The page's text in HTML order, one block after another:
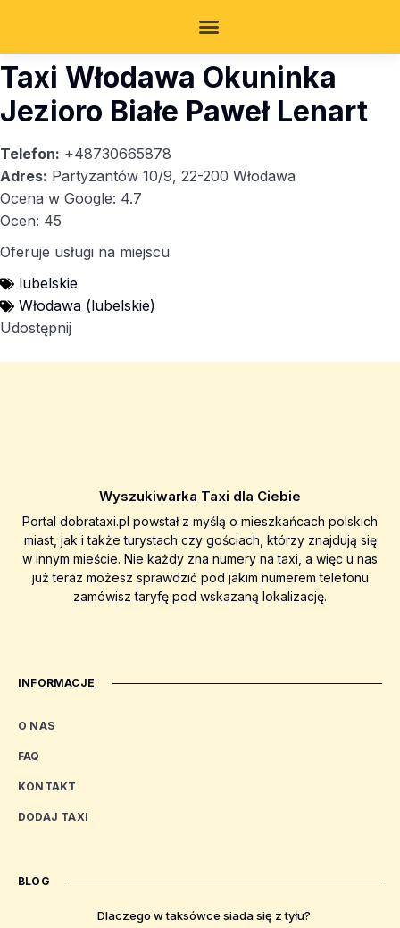
Taxi Włodawa Okuninka
Jezioro Białe Paweł Lenart
Telefon: +48730665878
Adres: Partyzantów 10/9, 22-200 Włodawa
Ocena w Google: 4.7
Ocen: 45
Oferuje usługi na miejscu
lubelskie
Włodawa (lubelskie)
Udostępnij
Wyszukiwarka Taxi dla Ciebie
Portal dobrataxi.pl powstał z myślą o mieszkańcach polskich
miast, jak i także turystach czy gościach, którzy znajdują się
w innym mieście. Nie każdy zna numery na taxi, a więc u nas
już teraz możesz sprawdzić pod jakim numerem telefonu
zamówisz taryfę pod wskazaną lokalizację.
INFORMACJE
O NAS
FAQ
KONTAKT
DODAJ TAXI
BLOG
Dlaczego w taksówce siada się z tyłu?